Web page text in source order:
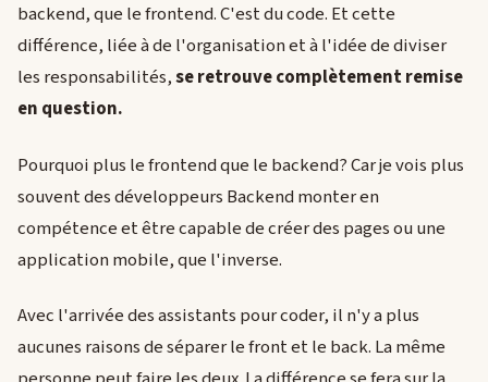
backend, que le frontend. C'est du code. Et cette
différence, liée à de l'organisation et à l'idée de diviser
les responsabilités,se retrouve complètement remise
en question.
Pourquoi plus le frontend que le backend? Car je vois plus
souvent des développeurs Backend monter en
compétence et être capable de créer des pages ou une
application mobile, que l'inverse.
Avec l'arrivée des assistants pour coder, il n'y a plus
aucunes raisons de séparer le front et le back. La même